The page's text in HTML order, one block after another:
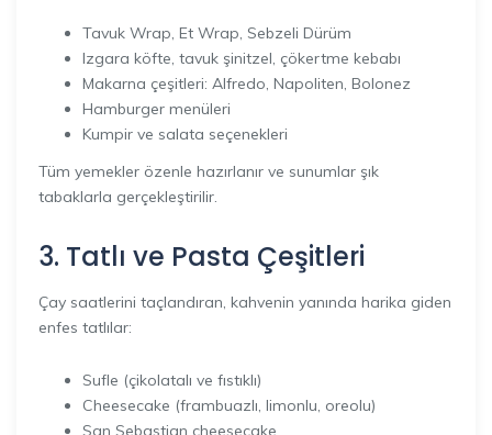
Tavuk Wrap, Et Wrap, Sebzeli Dürüm
Izgara köfte, tavuk şinitzel, çökertme kebabı
Makarna çeşitleri: Alfredo, Napoliten, Bolonez
Hamburger menüleri
Kumpir ve salata seçenekleri
Tüm yemekler özenle hazırlanır ve sunumlar şık
tabaklarla gerçekleştirilir.
3. Tatlı ve Pasta Çeşitleri
Çay saatlerini taçlandıran, kahvenin yanında harika giden
enfes tatlılar:
Sufle (çikolatalı ve fıstıklı)
Cheesecake (frambuazlı, limonlu, oreolu)
San Sebastian cheesecake